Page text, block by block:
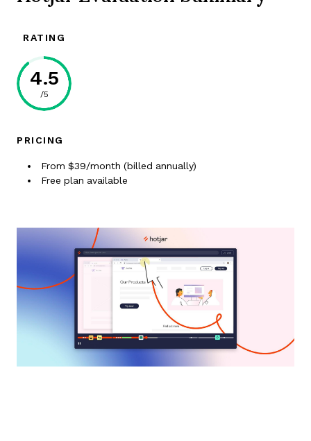
RATING
4.5
/5
PRICING
From $39/month (billed annually)
Free plan available